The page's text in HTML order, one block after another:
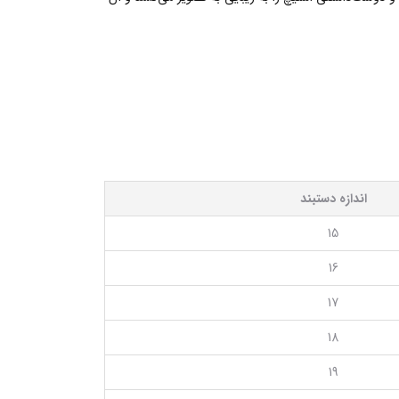
اندازه دستبند
15
16
17
18
19